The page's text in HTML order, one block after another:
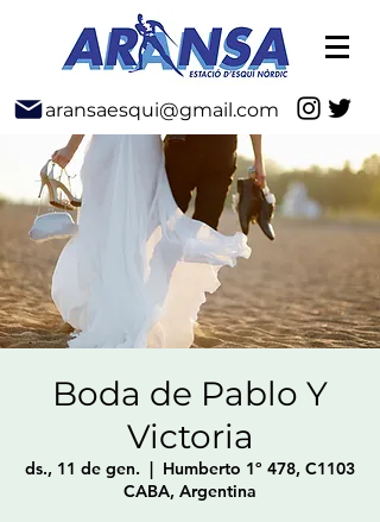
aransaesqui@gmail.com
Boda de Pablo Y
Victoria
ds., 11 de gen.
  |
Humberto 1º 478, C1103
CABA, Argentina